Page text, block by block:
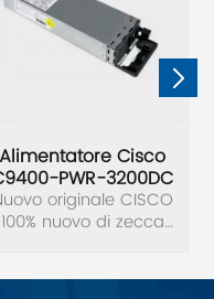
Alimentatore Cisco
PWR-3200DC
originale CISCO
100% nuovo di zecca